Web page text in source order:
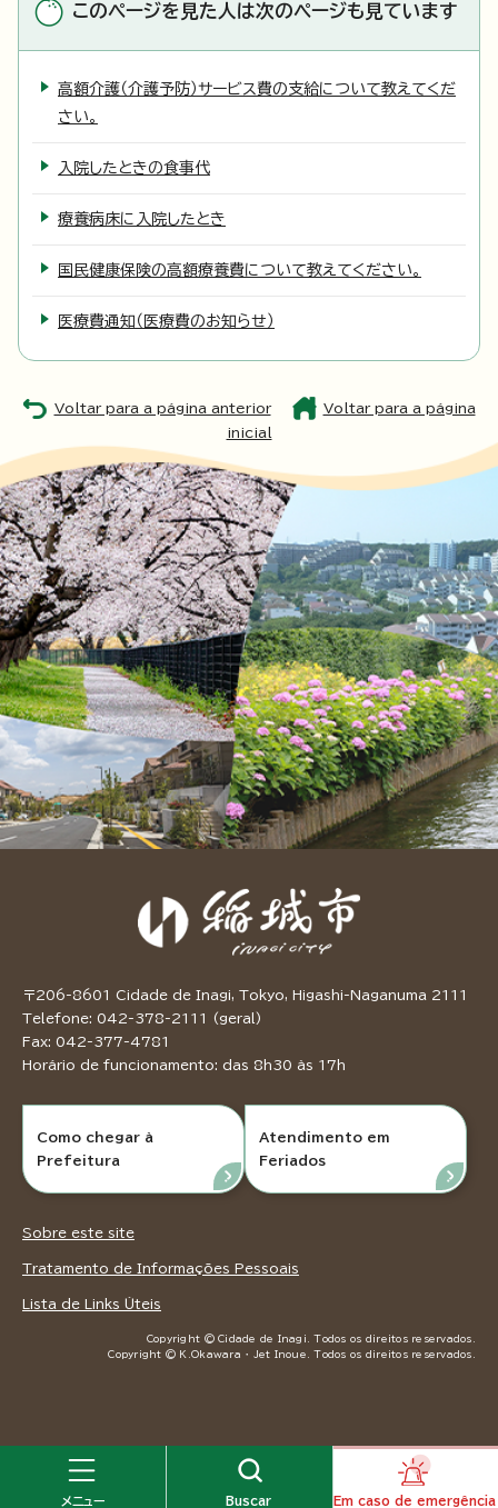
このページを見た人は次のページも見ています
高額介護（介護予防）サービス費の支給について教えてくだ
さい。
入院したときの食事代
療養病床に入院したとき
国民健康保険の高額療養費について教えてください。
医療費通知（医療費のお知らせ）
Voltar para a página anterior
Voltar para a página
inicial
メニュー Em caso de emergência
Buscar
〒206-8601 Cidade de Inagi, Tokyo, Higashi-Naganuma 2111
Telefone: 042-378-2111 (geral)
Fax: 042-377-4781
Horário de funcionamento: das 8h30 às 17h
Como chegar à
Prefeitura
Atendimento em
Feriados
Sobre este site
Tratamento de Informações Pessoais
Lista de Links Úteis
Copyright © Cidade de Inagi. Todos os direitos reservados.
Copyright © K.Okawara ・ Jet Inoue. Todos os direitos reservados.